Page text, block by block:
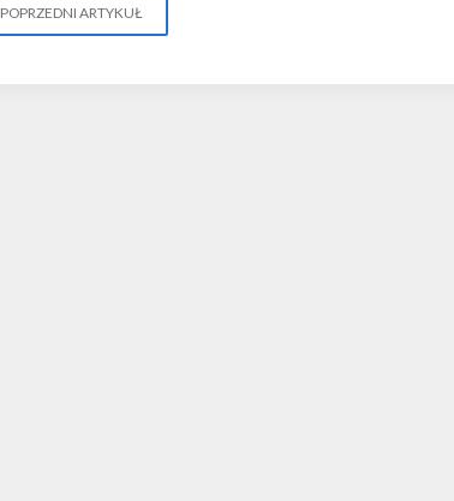
POPRZEDNI ARTYKUŁ